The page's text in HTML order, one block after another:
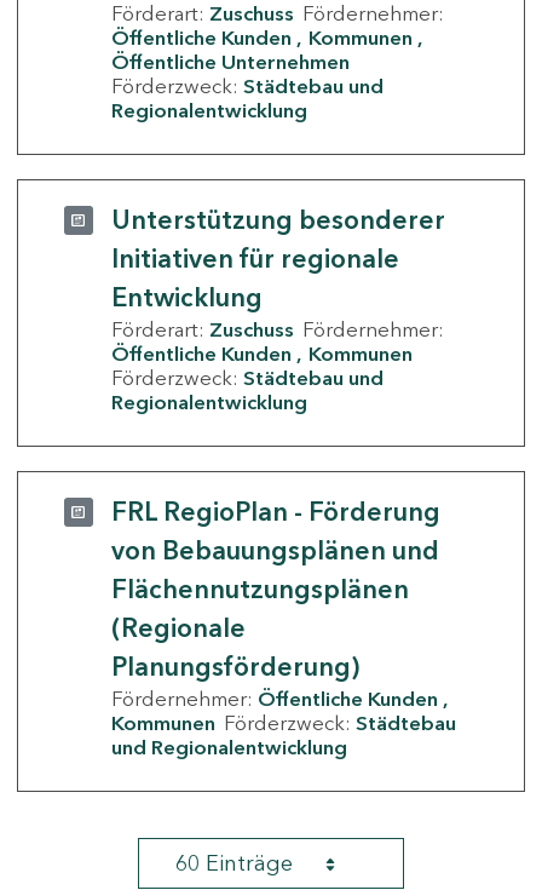
Förderart: Zuschuss Fördernehmer:
Öffentliche Kunden
Kommunen
Öffentliche Unternehmen
Förderzweck: Städtebau und
Regionalentwicklung
Unterstützung besonderer
Initiativen für regionale
Entwicklung
Förderart: Zuschuss Fördernehmer:
Öffentliche Kunden
Kommunen
Förderzweck: Städtebau und
Regionalentwicklung
FRL RegioPlan - Förderung
von Bebauungsplänen und
Flächennutzungsplänen
(Regionale
Planungsförderung)
Fördernehmer: Öffentliche Kunden
Kommunen Förderzweck: Städtebau
und Regionalentwicklung
60 Einträge